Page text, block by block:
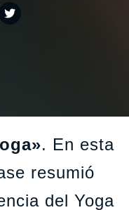
. En esta
resumió
del Yoga